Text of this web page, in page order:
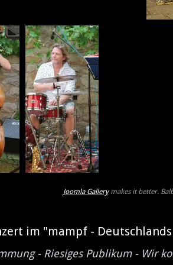
Joomla Gallerymakes it better.
im "mampf -
- Riesiges Publikum - Wir